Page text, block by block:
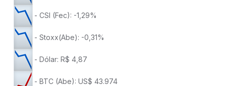
- CSI (Fec): -1,29%
- Stoxx(Abe): -0,31%
- Dólar: R$ 4,87
- BTC (Abe): US$ 43.974